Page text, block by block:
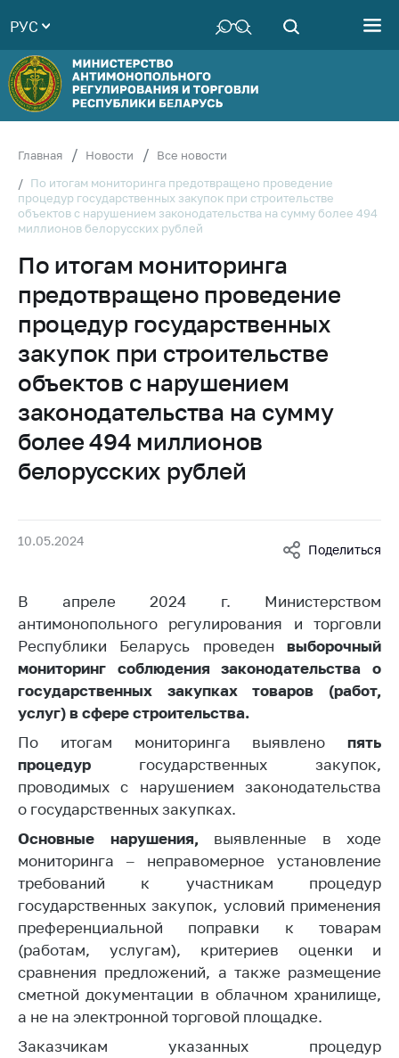
Руководство
Структура
Министерства
Территориальные
Законодательство
Антикоррупционная
консультативный
совет
Соискателям
Награждения
Белорусская
универсальная
товарная биржа
Общественная
Идеологическая
геральдические
символы
5 лет МАРТ
Деятельность
Ценовая политика
Антимонопольное
регулирование и
конкуренция
Регулирование и
контроль закупок
Защита прав
потребителей
Регулирование
рекламной
деятельности
Международное
сотрудничество
РУС
Главная Новости
Все новости
По итогам мониторинга предотвращено проведение
процедур государственных закупок при строительстве
объектов с нарушением законодательства на сумму более 494
миллионов белорусских рублей
По итогам мониторинга
предотвращено проведение
процедур государственных
закупок при строительстве
объектов с нарушением
законодательства на сумму
более 494 миллионов
белорусских рублей
10.05.2024
Поделиться
В апреле 2024 г. Министерством
антимонопольного регулирования и торговли
Республики Беларусь проведен выборочный
мониторинг соблюдения законодательства о
государственных закупках товаров (работ,
услуг) в сфере строительства.
По итогам мониторинга выявлено пять
процедур государственных закупок,
проводимых с нарушением законодательства
о государственных закупках.
Основные нарушения, выявленные в ходе
мониторинга – неправомерное установление
требований к участникам процедур
государственных закупок, условий применения
преференциальной поправки к товарам
(работам, услугам), критериев оценки и
сравнения предложений, а также размещение
сметной документации в облачном хранилище,
а не на электронной торговой площадке.
Заказчикам указанных процедур